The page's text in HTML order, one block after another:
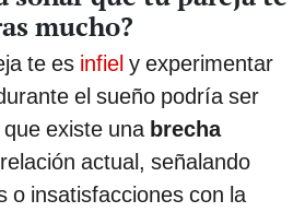
mucho?
te es infiel y experimentar
el sueño podría ser
existe una brecha
actual, señalando
o insatisfacciones con la